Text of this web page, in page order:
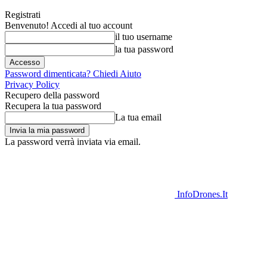
Registrati
Benvenuto! Accedi al tuo account
il tuo username
la tua password
Password dimenticata? Chiedi Aiuto
Privacy Policy
Recupero della password
Recupera la tua password
La tua email
La password verrà inviata via email.
InfoDrones.It